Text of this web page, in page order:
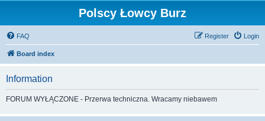
Polscy Łowcy Burz
FAQ Login
Register
Board index
Information
FORUM WYŁĄCZONE - Przerwa techniczna. Wracamy niebawem